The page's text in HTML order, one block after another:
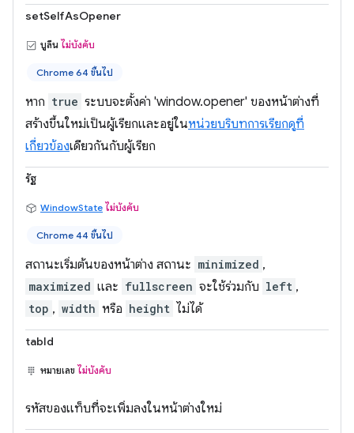
setSelfAsOpener
บูลีน ไม่บังคับ
Chrome 64 ขึ้นไป
หาก true ระบบจะตั้งค่า 'window.opener' ของหน้าต่างที่
สร้างขึ้นใหม่เป็นผู้เรียกและอยู่ในหน่วยบริบทการเรียกดูที่
เกี่ยวข้องเดียวกันกับผู้เรียก
รัฐ
WindowState ไม่บังคับ
Chrome 44 ขึ้นไป
สถานะเริ่มต้นของหน้าต่าง สถานะ minimized ,
maximized และ fullscreen จะใช้ร่วมกับ left ,
top , width หรือ height ไม่ได้
tabId
หมายเลข ไม่บังคับ
รหัสของแท็บที่จะเพิ่มลงในหน้าต่างใหม่